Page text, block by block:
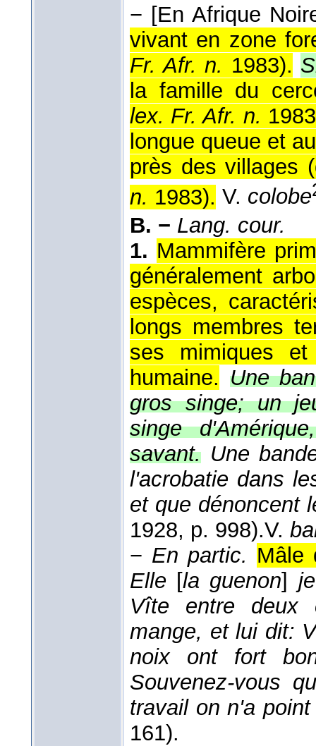
− [En Afrique
vivant en zone
Fr. Afr. n. 1983).
la famille du
lex. Fr. Afr. n. 1983
longue queue et
près des villages (
n. 1983). V. colobe
B. − Lang. cour.
1. Mammifère
généralement
espèces,
longs membres
ses mimiques
humaine. Une
gros singe; un
singe
savant. Une
l'acrobatie dans
et que dénoncent
1928, p. 998).V.
− En partic. Mâle
Elle [la guenon]
Vîte entre deux
mange, et lui dit:
noix ont fort
Souvenez-vous
travail on n'a
161).